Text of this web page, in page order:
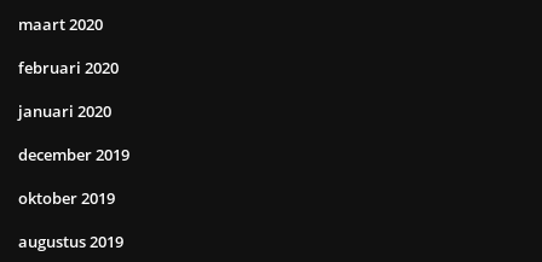
maart 2020
februari 2020
januari 2020
december 2019
oktober 2019
augustus 2019